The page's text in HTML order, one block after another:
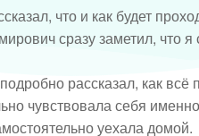
что и как будет
сразу заметил, что
рассказал, как
чувствовала себя
уехала домой.